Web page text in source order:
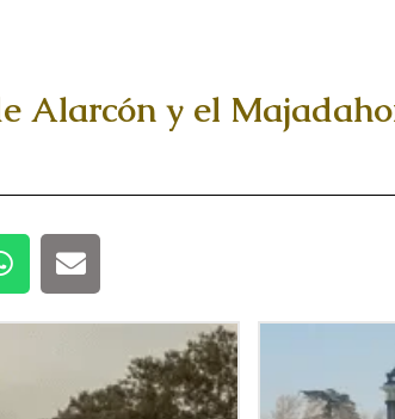
Alarcón y el